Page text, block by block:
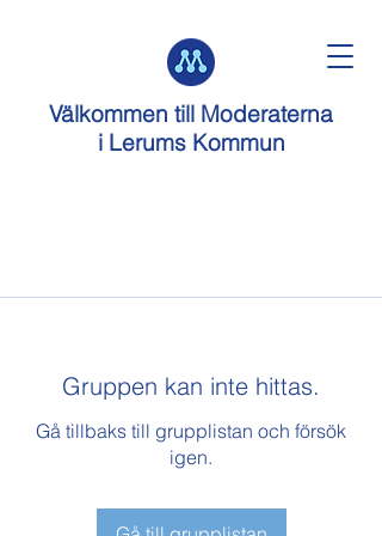
Välkommen till Moderaterna
i Lerums Kommun
Gruppen kan inte hittas.
Gå tillbaks till grupplistan och försök
igen.